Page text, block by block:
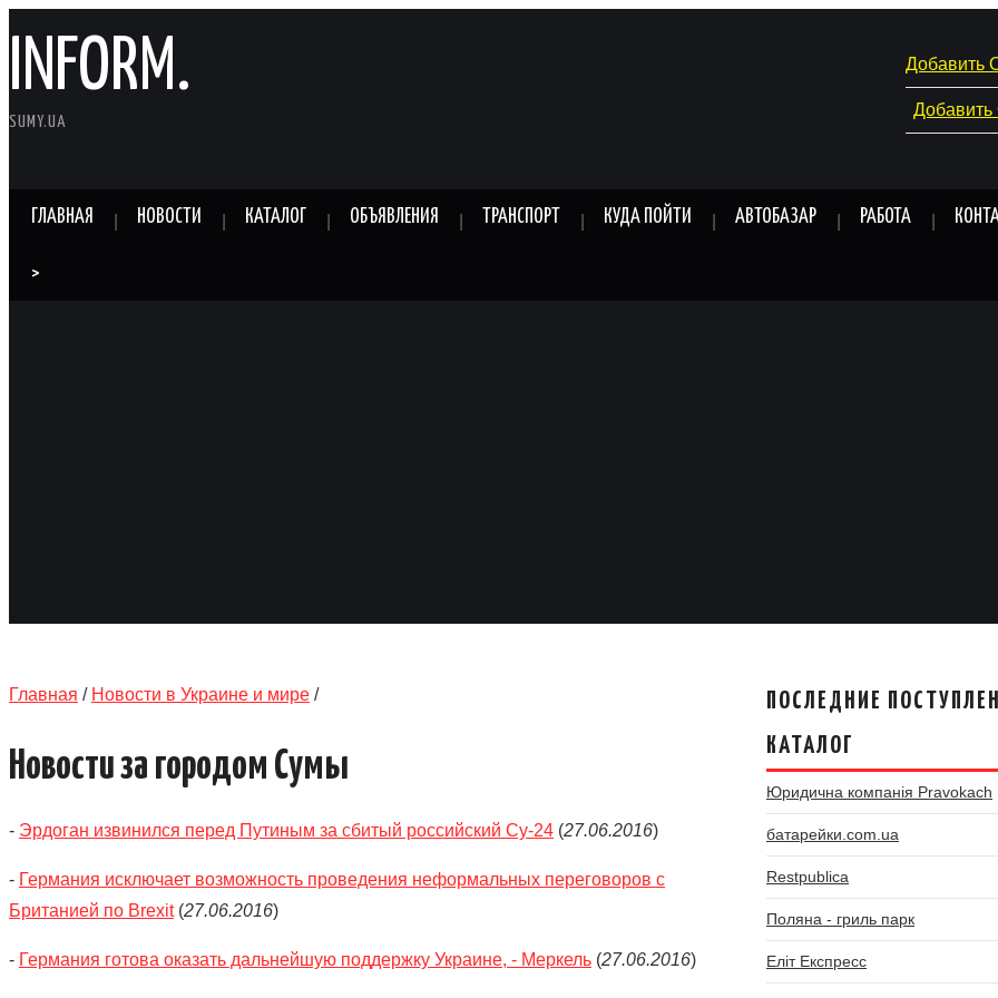
INFORM.
SUMY.UA
Добавить
ГЛАВНАЯ НОВОСТИ КАТАЛОГ ОБЪЯВЛЕНИЯ ТРАНСПОРТ КУДА ПОЙТИ АВТОБАЗАР РАБОТА
>
Главная / Новости в Украине и мире /
Новости за городом Сумы
- Эрдоган извинился перед Путиным за сбитый российский Су-24 (27.06.2016)
- Германия исключает возможность проведения неформальных переговоров с
Британией по Brexit(27.06.2016)
- Германия готова оказать дальнейшую поддержку Украине, - Меркель (27.06.2016)
ПОСЛЕДНИЕ
КАТАЛОГ
Юридична компанія Pravokach
батарейки.com.ua
Restpublica
Поляна - гриль парк
Еліт Експресс